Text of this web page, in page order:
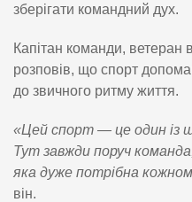
зберігати командний дух.
Капітан команди, ветеран
розповів, що спорт
до звичного ритму життя.
«Цей спорт — це один із
Тут завжди поруч
яка дуже потрібна
він.